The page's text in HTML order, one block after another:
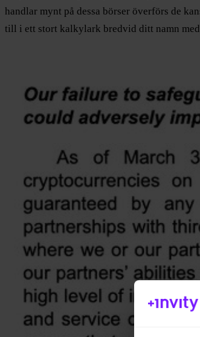
handlar mynt på dessa börser överförs de
till i ett stort kalkylark bredvid ditt namn